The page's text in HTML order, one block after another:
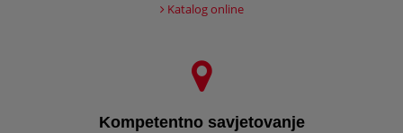
Katalog online
Kompetentno savjetovanje